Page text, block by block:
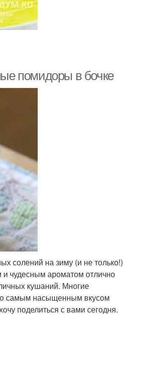
помидоры в бочке
солений на зиму (и не только!)
чудесным ароматом отлично
кушаний. Многие
самым насыщенным вкусом
поделиться с вами сегодня.